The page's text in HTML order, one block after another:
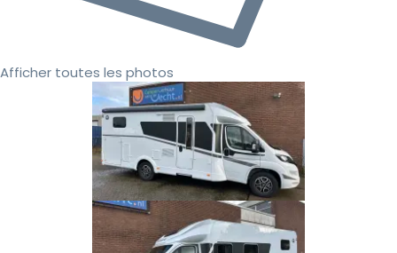
Afficher toutes les photos